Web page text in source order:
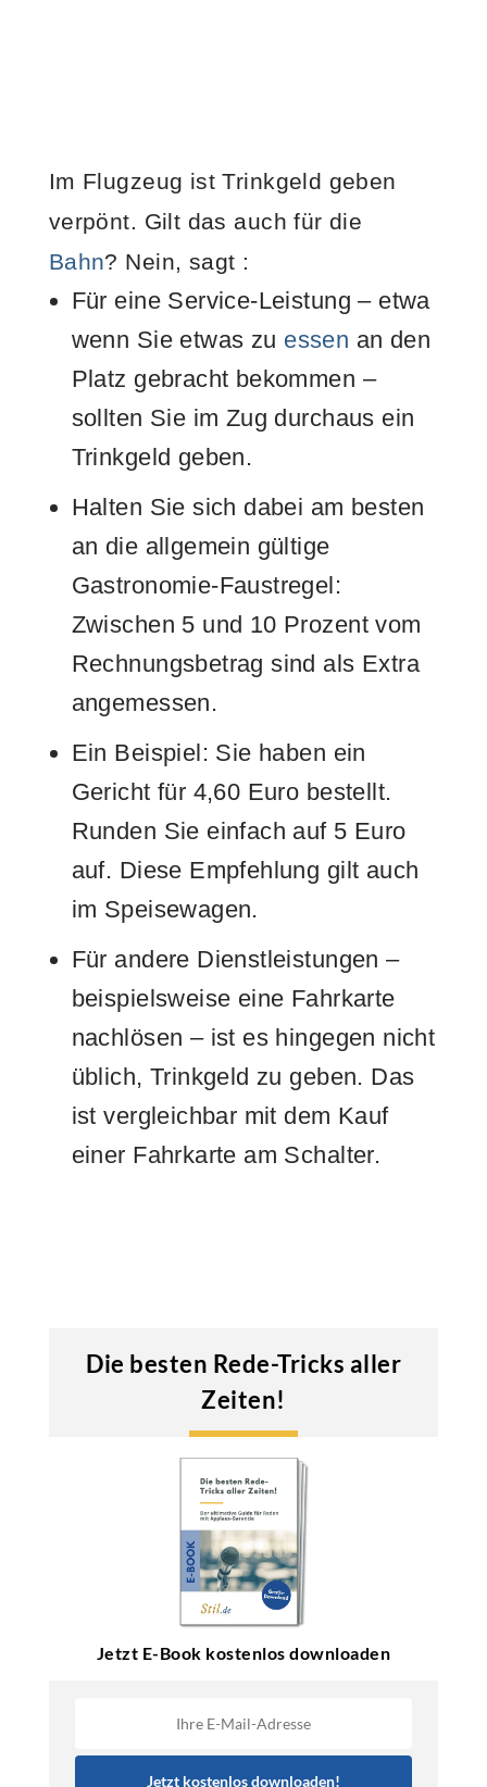
Im Flugzeug ist Trinkgeld geben
verpönt. Gilt das auch für die
Bahn? Nein, sagt :
Für eine Service-Leistung – etwa
wenn Sie etwas zu essen an den
Platz gebracht bekommen –
sollten Sie im Zug durchaus ein
Trinkgeld geben.
Halten Sie sich dabei am besten
an die allgemein gültige
Gastronomie-Faustregel:
Zwischen 5 und 10 Prozent vom
Rechnungsbetrag sind als Extra
angemessen.
Ein Beispiel: Sie haben ein
Gericht für 4,60 Euro bestellt.
Runden Sie einfach auf 5 Euro
auf. Diese Empfehlung gilt auch
im Speisewagen.
Für andere Dienstleistungen –
beispielsweise eine Fahrkarte
nachlösen – ist es hingegen nicht
üblich, Trinkgeld zu geben. Das
ist vergleichbar mit dem Kauf
einer Fahrkarte am Schalter.